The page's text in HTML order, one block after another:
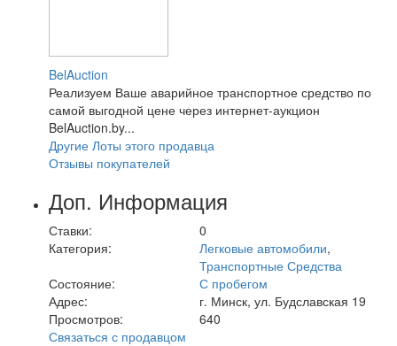
BelAuction
Реализуем Ваше аварийное транспортное средство по
самой выгодной цене через интернет-аукцион
BelAuction.by...
Другие Лоты этого продавца
Отзывы покупателей
Доп. Информация
Ставки:
0
Категория:
Легковые автомобили,
Транспортные Средства
Состояние:
С пробегом
Адрес:
г. Минск, ул. Будславская 19
Просмотров:
640
Связаться с продавцом